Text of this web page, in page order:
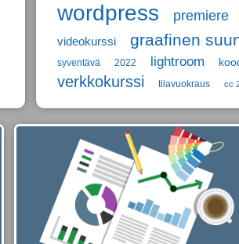
wordpress premiere
videokurssi graafinen
syventävä 2022 lightroom
verkkokurssi tilavuokraus cc